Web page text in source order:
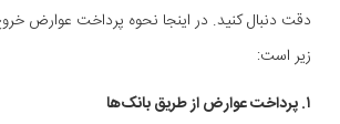
دقت دنبال کنید. در اینجا نحوه پرداخت عوارض
زیر است:
۱. پرداخت عوارض از طریق بانک‌ها